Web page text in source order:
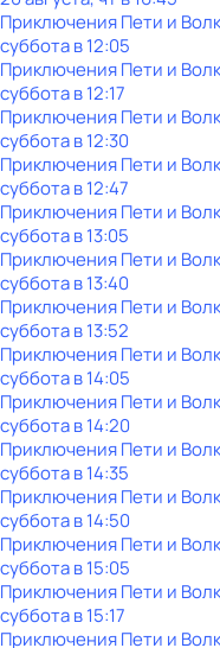
Приключения Пети и
субботав12:05
Приключения Пети и
субботав12:17
Приключения Пети и
субботав12:30
Приключения Пети и
субботав12:47
Приключения Пети и
субботав13:05
Приключения Пети и
субботав13:40
Приключения Пети и
субботав13:52
Приключения Пети и
субботав14:05
Приключения Пети и
субботав14:20
Приключения Пети и
субботав14:35
Приключения Пети и
субботав14:50
Приключения Пети и
субботав15:05
Приключения Пети и
субботав15:17
Приключения Пети и